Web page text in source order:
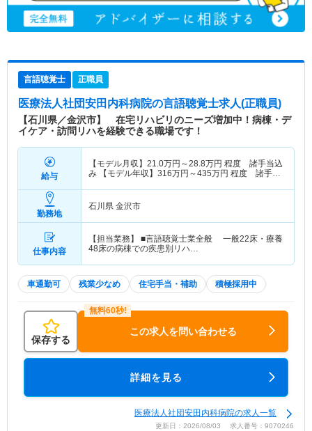
言語聴覚士 正職員
医療法人社団安田内科病院の言語聴覚士求人(正職員)
【石川県／金沢市】 在宅リハビリのニーズ増加中！病棟・デ
イケア・訪問リハを経験できる職場です！
給与
【モデル月収】 21.0万円～28.8万円 程度 諸手当込
み 【モデル年収】 316万円～435万円 程度 諸手
勤務地
石川県 金沢市
仕事内容
【担当業務】 ■言語聴覚士業全般 一般22床・療養
48床の病棟での疾患別リハ…
車通勤可 残業少なめ 住宅手当・補助 積極採用中
保存する
この求人を問い合わせる
詳細を見る
医療法人社団安田内科病院の求人一覧
更新日：2026/08/03 求人番号：9070246